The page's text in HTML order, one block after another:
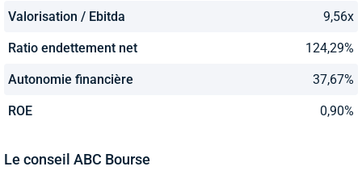
Valorisation / Ebitda 9,56x
Ratio endettement net 124,29%
Autonomie financière 37,67%
ROE 0,90%
Le conseil ABC Bourse